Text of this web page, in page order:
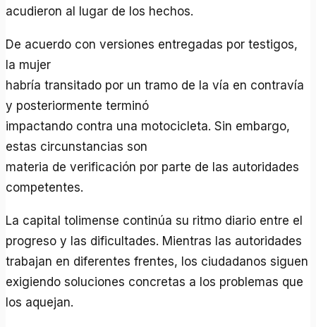
acudieron al lugar de los hechos.
De acuerdo con versiones entregadas por testigos,
la mujer
habría transitado por un tramo de la vía en contravía
y posteriormente terminó
impactando contra una motocicleta. Sin embargo,
estas circunstancias son
materia de verificación por parte de las autoridades
competentes.
La capital tolimense continúa su ritmo diario entre el
progreso y las dificultades. Mientras las autoridades
trabajan en diferentes frentes, los ciudadanos siguen
exigiendo soluciones concretas a los problemas que
los aquejan.